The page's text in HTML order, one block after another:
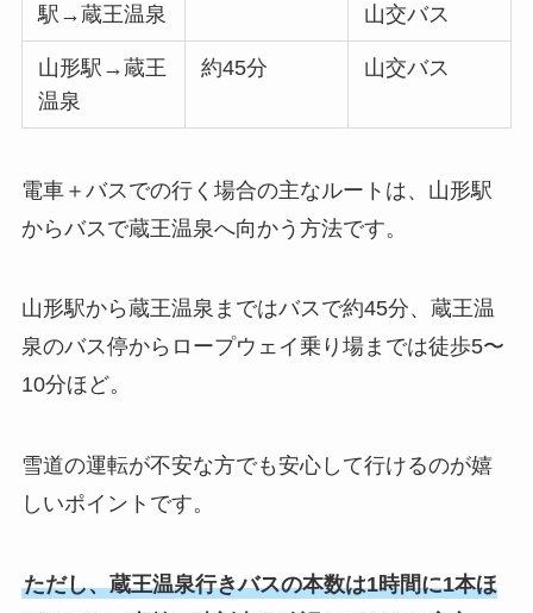
駅→蔵王温泉
山交バス
山形駅→蔵王
温泉
約45分 山交バス
電車＋バスでの行く場合の主なルートは、山形駅
からバスで蔵王温泉へ向かう方法です。
山形駅から蔵王温泉まではバスで約45分、蔵王温
泉のバス停からロープウェイ乗り場までは徒歩5〜
10分ほど。
雪道の運転が不安な方でも安心して行けるのが嬉
しいポイントです。
ただし、蔵王温泉行きバスの本数は1時間に1本ほ